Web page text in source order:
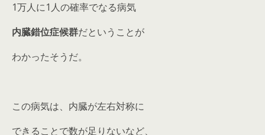
1万人に1人の確率でなる病気
内臓錯位症候群だということが
わかったそうだ。
この病気は、内臓が左右対称に
できることで数が足りないなど、